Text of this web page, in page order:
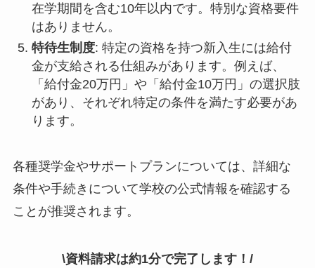
在学期間を含む10年以内です。特別な資格要件
はありません。
特待生制度: 特定の資格を持つ新入生には給付
金が支給される仕組みがあります。例えば、
「給付金20万円」や「給付金10万円」の選択肢
があり、それぞれ特定の条件を満たす必要があ
ります。
各種奨学金やサポートプランについては、詳細な
条件や手続きについて学校の公式情報を確認する
ことが推奨されます。
\資料請求は約1分で完了します！/